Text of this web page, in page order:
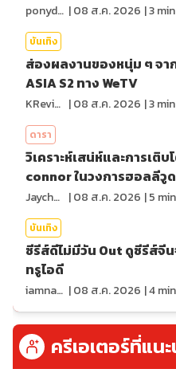
ponydiary |08 ส.ค. 2026 |3
บันเทิง
ส่องผลงานของหนุ่ม ๆ จาก
ASIA S2 ทาง WeTV
KReview |08 ส.ค. 2026 |3
ดารา
วิเคราะห์เสน่ห์และการเติ
connor ในวงการฮอลลีวูด
Jaychou |08 ส.ค. 2026 |5
บันเทิง
ซีรีส์ดีไม่มีวัน Out ดูซีรีส์จีน
ทรูไอดี
iamnan23 |08 ส.ค. 2026 |4
ครีเอเตอร์ที่แน